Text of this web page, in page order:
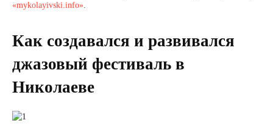
«mykolayivski.info».
Как создавался и развивался
джазовый фестиваль в
Николаеве